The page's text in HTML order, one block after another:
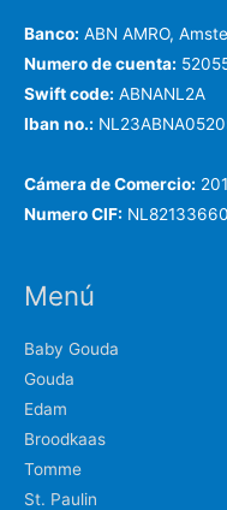
Banco: ABN AMRO,
Numero de cuenta:
Swift code: ABNANL2A
Iban no.:
Cámera de Comercio:
Numero CIF:
Menú
Baby Gouda
Gouda
Edam
Broodkaas
Tomme
St. Paulin